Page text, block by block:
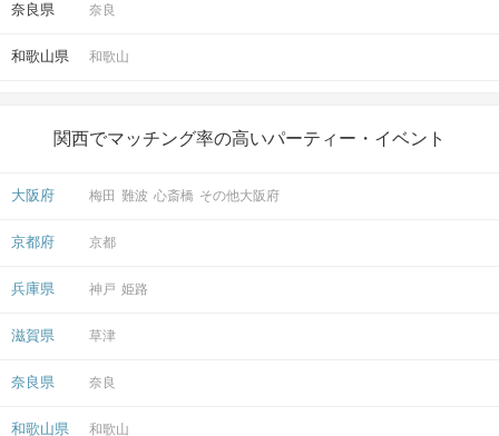
奈良県 奈良
和歌山県 和歌山
関西でマッチング率の高いパーティー・イベント
大阪府 梅田 難波 心斎橋 その他大阪府
京都府 京都
兵庫県 神戸 姫路
滋賀県 草津
奈良県 奈良
和歌山県 和歌山